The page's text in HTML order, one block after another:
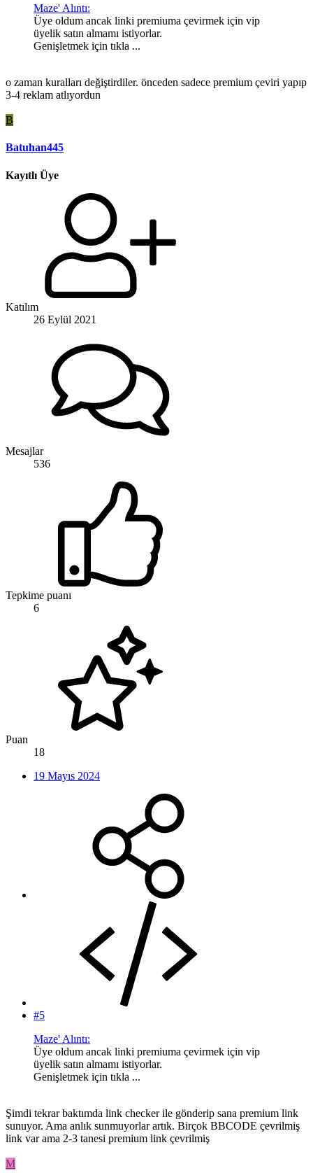
Maze' Alıntı:
Üye oldum ancak linki premiuma çevirmek için vip
üyelik satın almamı istiyorlar.
Genişletmek için tıkla ...
o zaman kuralları değiştirdiler. önceden sadece premium çeviri yapıp
3-4 reklam atlıyordun
B
Batuhan445
Kayıtlı Üye
Katılım
26 Eylül 2021
Mesajlar
536
Tepkime puanı
6
Puan
18
19 Mayıs 2024
#5
Maze' Alıntı:
Üye oldum ancak linki premiuma çevirmek için vip
üyelik satın almamı istiyorlar.
Genişletmek için tıkla ...
Şimdi tekrar baktımda link checker ile gönderip sana premium link
sunuyor. Ama anlık sunmuyorlar artık. Birçok BBCODE çevrilmiş
link var ama 2-3 tanesi premium link çevrilmiş
M